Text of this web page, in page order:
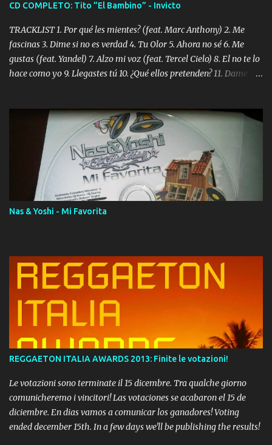
CD COMPLETO: Tito ”El Bambino” - Invicto
TRACKLIST 1. Por qué les mientes? (feat. Marc Anthony) 2. Me
fascinas 3. Dime si no es verdad 4. Tu Olor 5. Ahora no sé 6. Me
gustas (feat. Yandel) 7. Alzo mi voz (feat. Tercel Cielo) 8. El no te lo
hace como yo 9. Llegastes tú 10. ¿Qué ellos pretenden? 11. Dame la
Digital Booklet – Invicto ----------------------------- Nota:
Album proposto al massimo della qualità in formato iTunes Plus
AAC M4A; comprato su iTunes e a disposizione vostra per il
download. REGGAETON ITALIA Nosotros Somos Los Del
Momento!
Nas & Yoshi - Mi Favorita
REGGAETON ITALIA AWARDS 2013: Finite le votazioni!
Le votazioni sono terminate il 15 dicembre. Tra qualche giorno
comunicheremo i vincitori! Las votaciones se acabaron el 15 de
diciembre. En dias vamos a comunicar los ganadores! Voting
ended december 15th. In a few days we'll be publishing the results!